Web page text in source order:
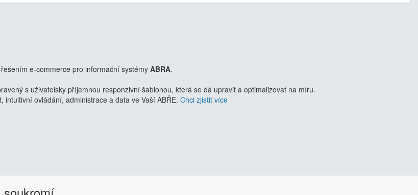
e-commerce pro informační systémy ABRA.
s uživatelsky příjemnou responzivní šablonou, která se dá upravit a optimalizovat na míru.
intuitivní ovládání, administrace a data ve Vaší ABŘE. Chci zjistit více